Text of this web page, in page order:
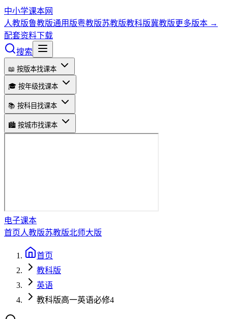
中小学课本网
人教版鲁教版通用版粤教版苏教版教科版冀教版更多版本 →
配套资料下载
搜索
📖 按版本找课本
🎓 按年级找课本
📚 按科目找课本
🏙️ 按城市找课本
电子课本
首页人教版苏教版北师大版
首页
教科版
英语
教科版高一英语必修4